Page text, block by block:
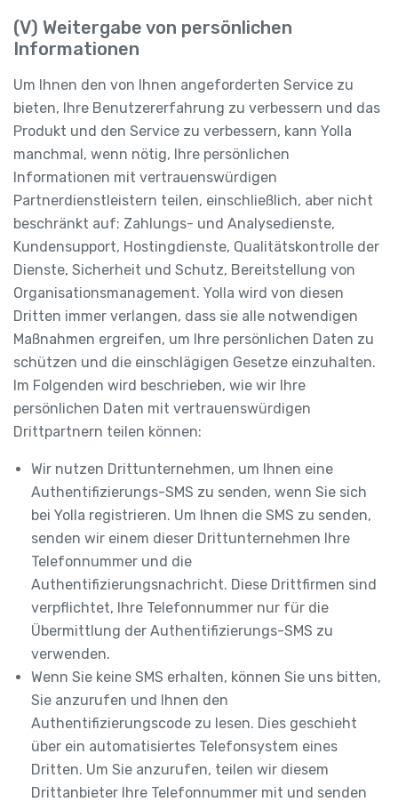
(V) Weitergabe von persönlichen
Informationen
Um Ihnen den von Ihnen angeforderten Service zu
bieten, Ihre Benutzererfahrung zu verbessern und das
Produkt und den Service zu verbessern, kann Yolla
manchmal, wenn nötig, Ihre persönlichen
Informationen mit vertrauenswürdigen
Partnerdienstleistern teilen, einschließlich, aber nicht
beschränkt auf: Zahlungs- und Analysedienste,
Kundensupport, Hostingdienste, Qualitätskontrolle der
Dienste, Sicherheit und Schutz, Bereitstellung von
Organisationsmanagement. Yolla wird von diesen
Dritten immer verlangen, dass sie alle notwendigen
Maßnahmen ergreifen, um Ihre persönlichen Daten zu
schützen und die einschlägigen Gesetze einzuhalten.
Im Folgenden wird beschrieben, wie wir Ihre
persönlichen Daten mit vertrauenswürdigen
Drittpartnern teilen können:
Wir nutzen Drittunternehmen, um Ihnen eine
Authentifizierungs-SMS zu senden, wenn Sie sich
bei Yolla registrieren. Um Ihnen die SMS zu senden,
senden wir einem dieser Drittunternehmen Ihre
Telefonnummer und die
Authentifizierungsnachricht. Diese Drittfirmen sind
verpflichtet, Ihre Telefonnummer nur für die
Übermittlung der Authentifizierungs-SMS zu
verwenden.
Wenn Sie keine SMS erhalten, können Sie uns bitten,
Sie anzurufen und Ihnen den
Authentifizierungscode zu lesen. Dies geschieht
über ein automatisiertes Telefonsystem eines
Dritten. Um Sie anzurufen, teilen wir diesem
Drittanbieter Ihre Telefonnummer mit und senden